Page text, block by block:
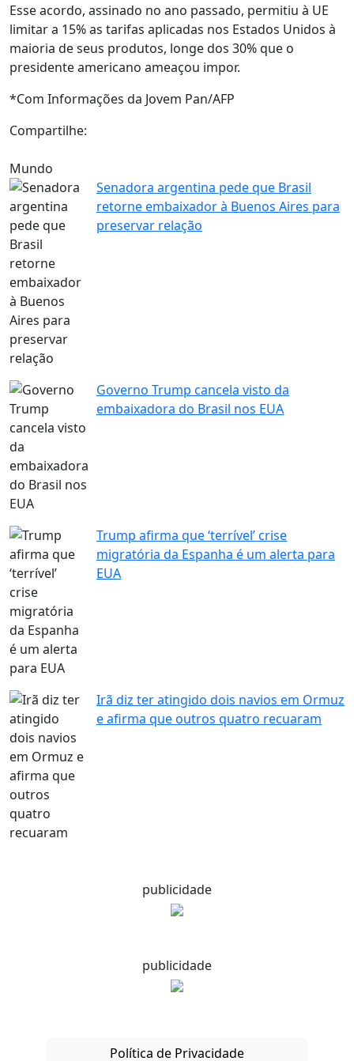
Esse acordo, assinado no ano passado, permitiu à UE
limitar a 15% as tarifas aplicadas nos Estados Unidos à
maioria de seus produtos, longe dos 30% que o
presidente americano ameaçou impor.
*Com Informações da Jovem Pan/AFP
Compartilhe:
Mundo
Senadora argentina pede que Brasil
retorne embaixador à Buenos Aires para
preservar relação
Governo Trump cancela visto da
embaixadora do Brasil nos EUA
Trump afirma que ‘terrível’ crise
migratória da Espanha é um alerta para
EUA
Irã diz ter atingido dois navios em Ormuz
e afirma que outros quatro recuaram
publicidade
publicidade
Política de Privacidade